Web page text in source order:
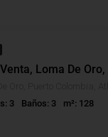
3
Baños: 3
m²: 128